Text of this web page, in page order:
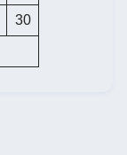
30